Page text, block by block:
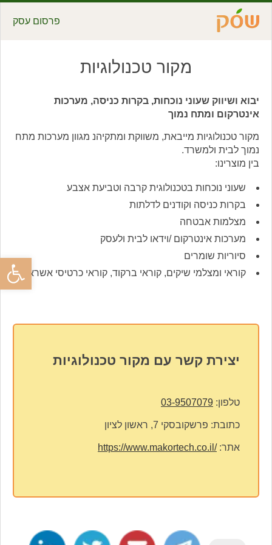
פתח
פרסום עסק
מקור טכנולוגיות
יבוא ושיווק שעוני נוכחות, בקרות כניסה, מערכות
אינטרקום ומתח נמוך
מקור טכנולוגיות מייבאת, משווקת ומתקיהנ מגוון מערכות מתח
נמוך לבית ולמשרד.
בין מוצרינו:
שעוני נוכחות בטכנולוגית קרבה וטביעת אצבע
בקרות כניסה וקודנים לדלתות
מצלמות אבטחה
מערכות אינטרקום /וידאו לבית ולעסק
סיוריות שומרים
קוראי ומצלמי שיקים, קוראי ברקוד, קוראי כרטיסי אשראי
יצירת קשר עם מקור טכנולוגיות
טלפון: 03-9507079
כתובת: פרשקובסקי 7, ראשון לציון
אתר:https://www.makortech.co.il/